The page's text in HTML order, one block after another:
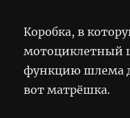
Коробка, в
мотоциклетный
функцию шлема
вот матрёшка.